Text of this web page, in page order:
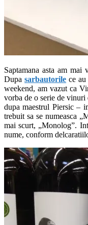
Saptamana asta am mai
Dupasarbautorile ce
weekend, am vazut ca
vorba de o serie de
dupa maestrul Piersic –
trebuit sa se numeasca
mai scurt, „Monolog”.
nume, conform